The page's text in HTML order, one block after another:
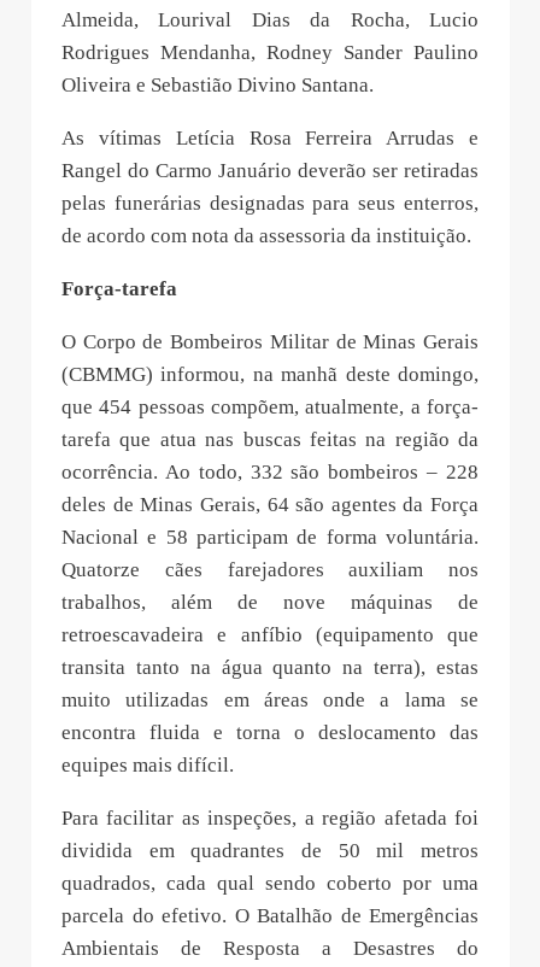
Almeida, Lourival Dias da Rocha, Lucio
Rodrigues Mendanha, Rodney Sander Paulino
Oliveira e Sebastião Divino Santana.
As vítimas Letícia Rosa Ferreira Arrudas e
Rangel do Carmo Januário deverão ser retiradas
pelas funerárias designadas para seus enterros,
de acordo com nota da assessoria da instituição.
Força-tarefa
O Corpo de Bombeiros Militar de Minas Gerais
(CBMMG) informou, na manhã deste domingo,
que 454 pessoas compõem, atualmente, a força-
tarefa que atua nas buscas feitas na região da
ocorrência. Ao todo, 332 são bombeiros – 228
deles de Minas Gerais, 64 são agentes da Força
Nacional e 58 participam de forma voluntária.
Quatorze cães farejadores auxiliam nos
trabalhos, além de nove máquinas de
retroescavadeira e anfíbio (equipamento que
transita tanto na água quanto na terra), estas
muito utilizadas em áreas onde a lama se
encontra fluida e torna o deslocamento das
equipes mais difícil.
Para facilitar as inspeções, a região afetada foi
dividida em quadrantes de 50 mil metros
quadrados, cada qual sendo coberto por uma
parcela do efetivo. O Batalhão de Emergências
Ambientais de Resposta a Desastres do